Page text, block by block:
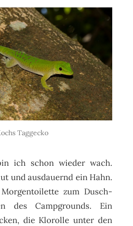
Taggecko
ich schon wieder wach.
und ausdauernd ein Hahn.
zum Dusch-
des Campgrounds. Ein
die Klorolle unter den